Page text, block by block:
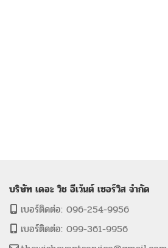
บริษัท เดอะ วิช อีเว้นต์ เซอร์วิส จำกัด
เบอร์ติดต่อ: 096-254-9956
เบอร์ติดต่อ: 099-361-9956